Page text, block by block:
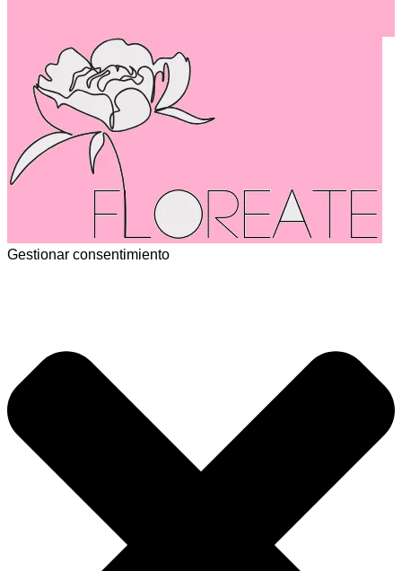
Gestionar consentimiento